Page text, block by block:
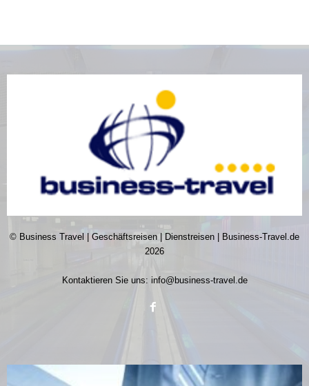
© Business Travel | Geschäftsreisen | Dienstreisen | Business-Travel.de
2026
Kontaktieren Sie uns: info@business-travel.de